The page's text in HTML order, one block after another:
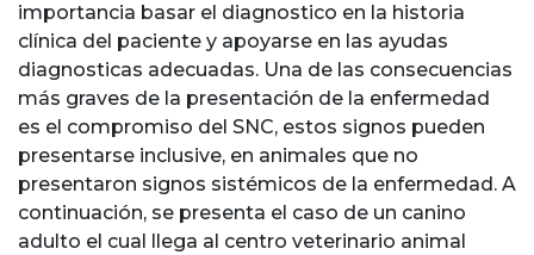
importancia basar el diagnostico en la historia
clínica del paciente y apoyarse en las ayudas
diagnosticas adecuadas. Una de las consecuencias
más graves de la presentación de la enfermedad
es el compromiso del SNC, estos signos pueden
presentarse inclusive, en animales que no
presentaron signos sistémicos de la enfermedad. A
continuación, se presenta el caso de un canino
adulto el cual llega al centro veterinario animal